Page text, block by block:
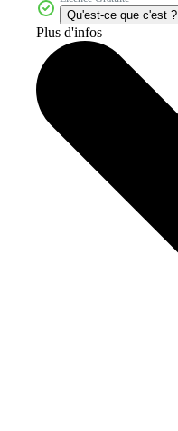
Qu'est-ce que c'est ?
Plus d'infos